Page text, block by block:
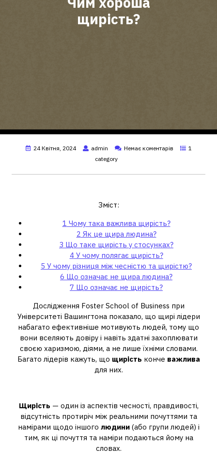
щирість?
24 Квітня, 2024 admin Немає коментарів
1
category
Зміст:
1 Чому така важлива щирість?
2 Як це щира людина?
3 Що таке щирість у стосунках?
4У чому полягає щирість?
5 У чому різниця між чесністю та щирістю?
6 Що означає не щира людина?
7 Що означає не щирість?
Дослідження Foster School of Business при
Університеті Вашингтона показало, що щирі лідери
набагато ефективніше мотивують людей, тому що
вони вселяють довіру і навіть здатні захоплювати
своєю харизмою, діями, а не лише їхніми словами.
Багато лідерів кажуть, що щирість конче важлива
для них.
Щирість — один із аспектів чесності, правдивості,
відсутність протиріч між реальними почуттями та
намірами щодо іншого людини(або групи людей) і
тим, як ці почуття та наміри подаються йому на
словах.